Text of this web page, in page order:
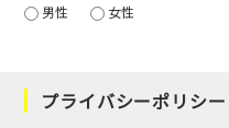
男性 女性
プライバシーポリシー